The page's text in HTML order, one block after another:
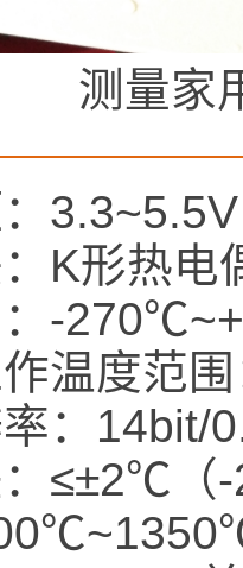
测量家
3.3~5.5V
K形热电
：-
作温度范
：14bit/
：≤±2℃